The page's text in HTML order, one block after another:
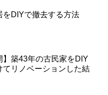
をDIYで撤去する方法
】築43年の古民家をDIY
てリノベーションした結